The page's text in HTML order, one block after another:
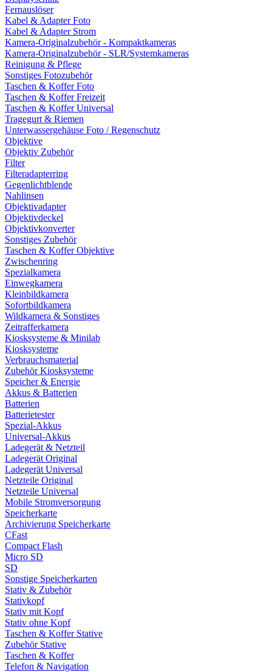
Fernauslöser
Kabel & Adapter Foto
Kabel & Adapter Strom
Kamera-Originalzubehör - Kompaktkameras
Kamera-Originalzubehör - SLR/Systemkameras
Reinigung & Pflege
Sonstiges Fotozubehör
Taschen & Koffer Foto
Taschen & Koffer Freizeit
Taschen & Koffer Universal
Tragegurt & Riemen
Unterwassergehäuse Foto / Regenschutz
Objektive
Objektiv Zubehör
Filter
Filteradapterring
Gegenlichtblende
Nahlinsen
Objektivadapter
Objektivdeckel
Objektivkonverter
Sonstiges Zubehör
Taschen & Koffer Objektive
Zwischenring
Spezialkamera
Einwegkamera
Kleinbildkamera
Sofortbildkamera
Wildkamera & Sonstiges
Zeitrafferkamera
Kiosksysteme & Minilab
Kiosksysteme
Verbrauchsmaterial
Zubehör Kiosksysteme
Speicher & Energie
Akkus & Batterien
Batterien
Batterietester
Spezial-Akkus
Universal-Akkus
Ladegerät & Netzteil
Ladegerät Original
Ladegerät Universal
Netzteile Original
Netzteile Universal
Mobile Stromversorgung
Speicherkarte
Archivierung Speicherkarte
CFast
Compact Flash
Micro SD
SD
Sonstige Speicherkarten
Stativ & Zubehör
Stativkopf
Stativ mit Kopf
Stativ ohne Kopf
Taschen & Koffer Stative
Zubehör Stative
Taschen & Koffer
Telefon & Navigation